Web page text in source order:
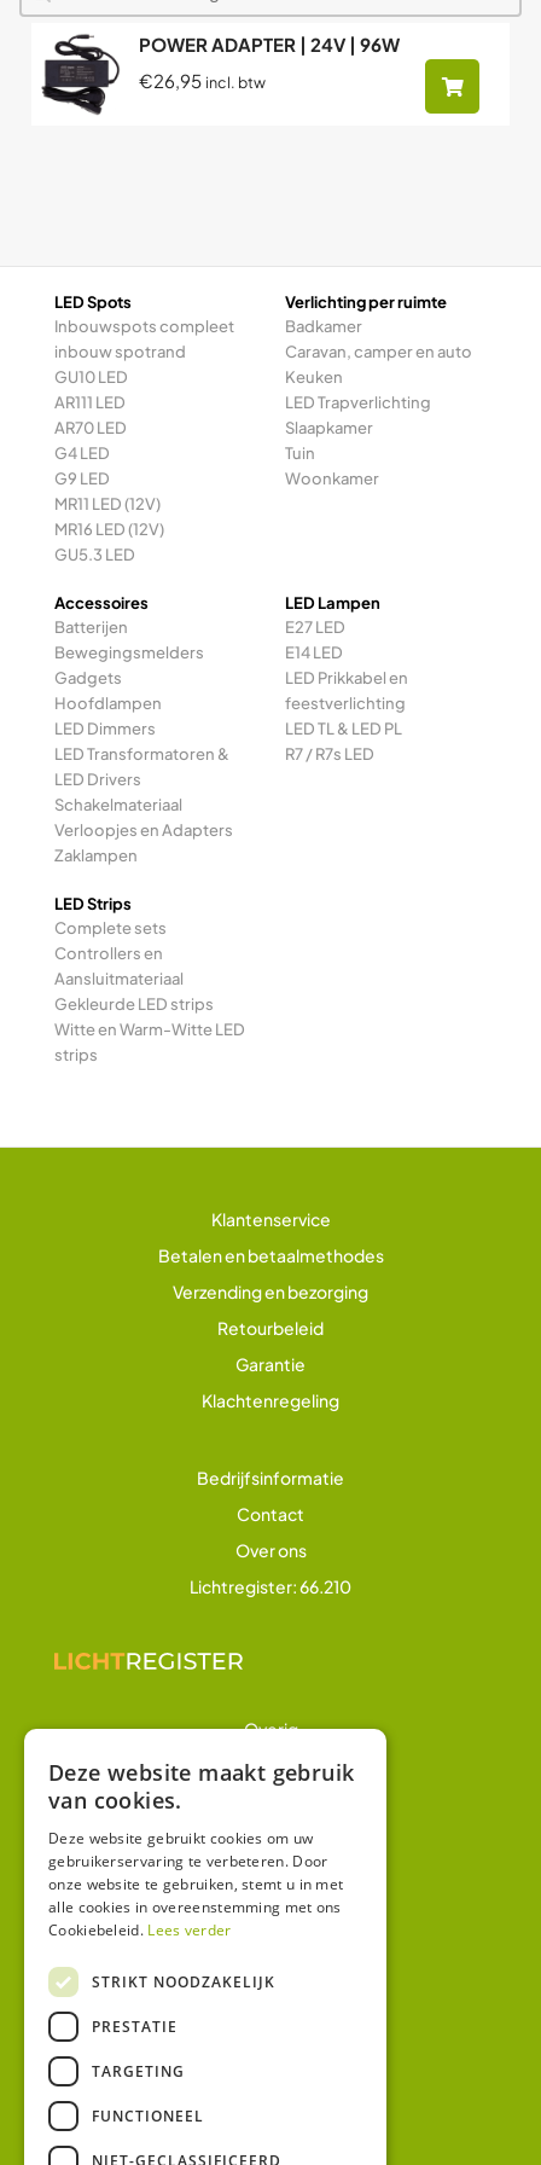
POWER ADAPTER | 24V | 96W
€26,95 incl. btw
LED Spots
Inbouwspots compleet
inbouw spotrand
GU10 LED
AR111 LED
AR70 LED
G4 LED
G9 LED
MR11 LED (12V)
MR16 LED (12V)
GU5.3 LED
Verlichting per ruimte
Badkamer
Caravan, camper en auto
Keuken
LED Trapverlichting
Slaapkamer
Tuin
Woonkamer
Accessoires
Batterijen
Bewegingsmelders
Gadgets
Hoofdlampen
LED Dimmers
LED Transformatoren &
LED Drivers
Schakelmateriaal
Verloopjes en Adapters
Zaklampen
LED Lampen
E27 LED
E14 LED
LED Prikkabel en
feestverlichting
LED TL & LED PL
R7 / R7s LED
LED Strips
Complete sets
Controllers en
Aansluitmateriaal
Gekleurde LED strips
Witte en Warm-Witte LED
strips
Klantenservice
Betalen en betaalmethodes
Verzending en bezorging
Retourbeleid
Garantie
Klachtenregeling
Bedrijfsinformatie
Contact
Over ons
Lichtregister: 66.210
Overig
Winkel
Algemene voorwaarden
Privacy
Bezoekadres:
Deze website maakt gebruik
van cookies.
Deze website gebruikt cookies om uw
gebruikerservaring te verbeteren. Door
onze website te gebruiken, stemt u in met
alle cookies in overeenstemming met ons
Cookiebeleid. Lees verder
STRIKT NOODZAKELIJK
PRESTATIE
TARGETING
FUNCTIONEEL
NIET-GECLASSIFICEERD